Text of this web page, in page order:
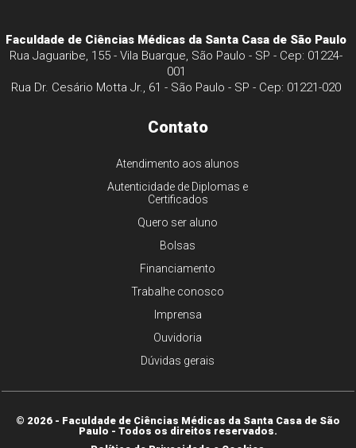
Faculdade de Ciências Médicas da Santa Casa de São Paulo
Rua Jaguaribe, 155 - Vila Buarque, São Paulo - SP - Cep: 01224-
001
Rua Dr. Cesário Motta Jr., 61 - São Paulo - SP - Cep: 01221-020
Contato
Atendimento aos alunos
Autenticidade de Diplomas e
Certificados
Quero ser aluno
Bolsas
Financiamento
Trabalhe conosco
Imprensa
Ouvidoria
Dúvidas gerais
© 2026 - Faculdade de Ciências Médicas da Santa Casa de São
Paulo - Todos os direitos reservados.